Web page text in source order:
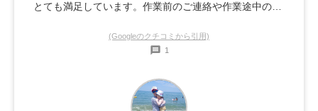
とても満足しています。作業前のご連絡や作業途中の問
お仕事だと感謝しています。
(Googleのクチコミから引用)
1